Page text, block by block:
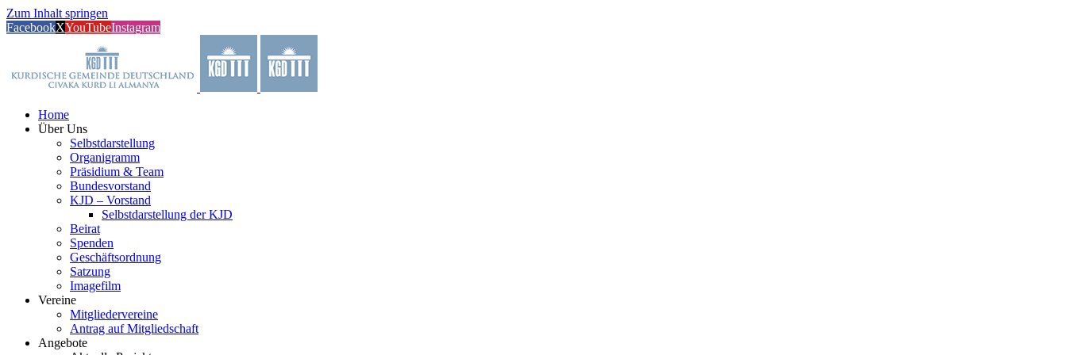
Zum Inhalt springen
FacebookXYouTubeInstagram
Home
Über Uns
Selbstdarstellung
Organigramm
Präsidium & Team
Bundesvorstand
KJD – Vorstand
Selbstdarstellung der KJD
Beirat
Spenden
Geschäftsordnung
Satzung
Imagefilm
Vereine
Mitgliedervereine
Antrag auf Mitgliedschaft
Angebote